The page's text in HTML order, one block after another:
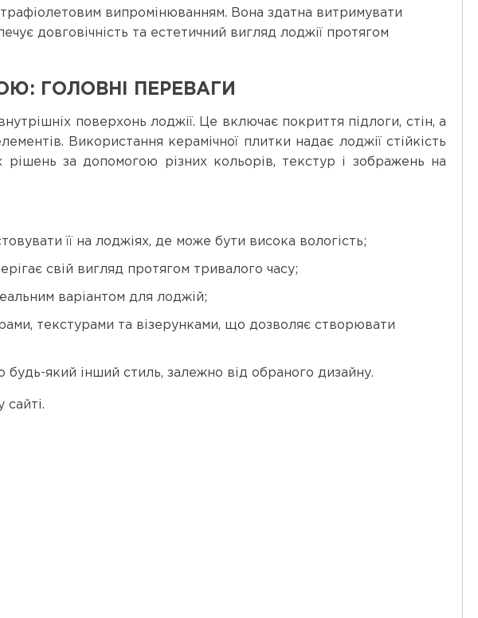
випромінюванням. Вона здатна витримувати
довговічність та естетичний вигляд лоджії протягом
ГОЛОВНІ ПЕРЕВАГИ
поверхонь лоджії. Це включає покриття підлоги, стін, а
Використання керамічної плитки надає лоджії стійкість
рішень за допомогою різних кольорів, текстур і зображень на
її на лоджіях, де може бути висока вологість;
свій вигляд протягом тривалого часу;
варіантом для лоджій;
текстурами та візерунками, що дозволяє створювати
будь-який інший стиль, залежно від обраного дизайну.
сайті.